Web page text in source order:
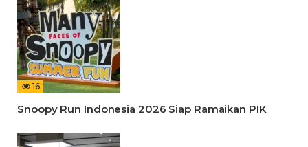
16
Snoopy Run Indonesia 2026 Siap Ramaikan PIK